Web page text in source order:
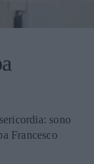
sono
Francesco